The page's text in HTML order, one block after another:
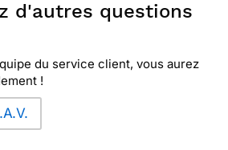
d'autres questions
du service client, vous aurez
!